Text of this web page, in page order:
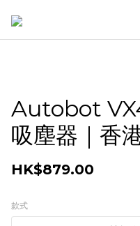
Autobot
吸塵器｜香
HK$879.00
款式